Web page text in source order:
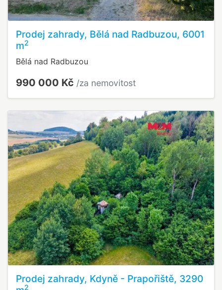
Prodej zahrady, Bělá nad Radbuzou, 6001
m2
Bělá nad Radbuzou
990 000 Kč /za nemovitost
Prodej zahrady, Kdyně - Prapořiště, 3290
2